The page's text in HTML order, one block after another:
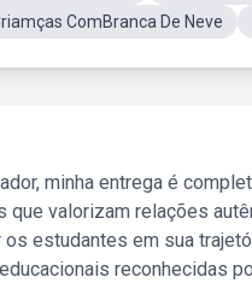
ComBranca De Neve
minha entrega é
que valorizam relações
os estudantes em sua
reconhecidas